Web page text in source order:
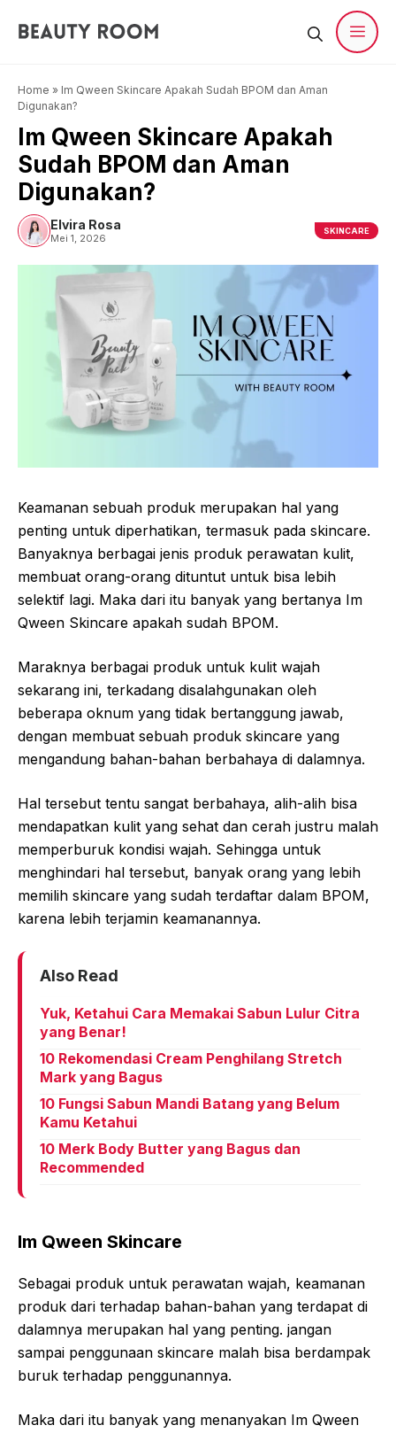
Home » Im Qween Skincare Apakah Sudah BPOM dan Aman
Digunakan?
Im Qween Skincare Apakah
Sudah BPOM dan Aman
Digunakan?
Elvira Rosa
Mei 1, 2026
SKINCARE
Keamanan sebuah produk merupakan hal yang
penting untuk diperhatikan, termasuk pada skincare.
Banyaknya berbagai jenis produk perawatan kulit,
membuat orang-orang dituntut untuk bisa lebih
selektif lagi. Maka dari itu banyak yang bertanya Im
Qween Skincare apakah sudah BPOM.
Maraknya berbagai produk untuk kulit wajah
sekarang ini, terkadang disalahgunakan oleh
beberapa oknum yang tidak bertanggung jawab,
dengan membuat sebuah produk skincare yang
mengandung bahan-bahan berbahaya di dalamnya.
Hal tersebut tentu sangat berbahaya, alih-alih bisa
mendapatkan kulit yang sehat dan cerah justru malah
memperburuk kondisi wajah. Sehingga untuk
menghindari hal tersebut, banyak orang yang lebih
memilih skincare yang sudah terdaftar dalam BPOM,
karena lebih terjamin keamanannya.
Also Read
Yuk, Ketahui Cara Memakai Sabun Lulur Citra
yang Benar!
10 Rekomendasi Cream Penghilang Stretch
Mark yang Bagus
10 Fungsi Sabun Mandi Batang yang Belum
Kamu Ketahui
10 Merk Body Butter yang Bagus dan
Recommended
Im Qween Skincare
Sebagai produk untuk perawatan wajah, keamanan
produk dari terhadap bahan-bahan yang terdapat di
dalamnya merupakan hal yang penting. jangan
sampai penggunaan skincare malah bisa berdampak
buruk terhadap penggunannya.
Maka dari itu banyak yang menanyakan Im Qween